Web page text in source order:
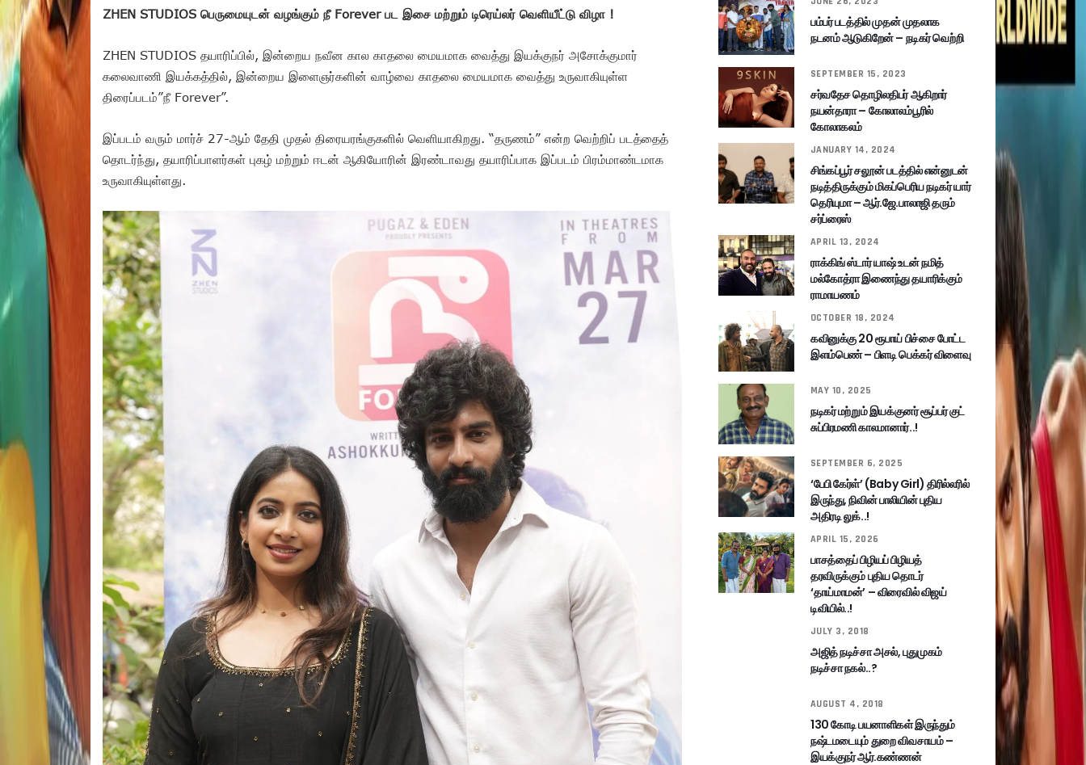
ZHEN STUDIOS பெருமையுடன் வழங்கும் நீ Forever பட இசை மற்றும் டிரெய்லர் வெளியீட்டு விழா !
ZHEN STUDIOS தயாரிப்பில், இன்றைய நவீன கால காதலை மையமாக வைத்து இயக்குநர் அசோக்குமார்
கலைவாணி இயக்கத்தில், இன்றைய இளைஞர்களின் வாழ்வை காதலை மையமாக வைத்து உருவாகியுள்ள
திரைப்படம்”நீ Forever”.
இப்படம் வரும் மார்ச் 27-ஆம் தேதி முதல் திரையரங்குகளில் வெளியாகிறது. “தருணம்” என்ற வெற்றிப் படத்தைத்
தொடர்ந்து, தயாரிப்பாளர்கள் புகழ் மற்றும் ஈடன் ஆகியோரின் இரண்டாவது தயாரிப்பாக இப்படம் பிரம்மாண்டமாக
உருவாகியுள்ளது.
பம்பர் படத்தில் முதன் முதலாக
நடனம் ஆடுகிறேன் – நடிகர் வெற்றி
SEPTEMBER 15, 2023
சர்வதேச தொழிலதிபர் ஆகிறார்
நயன்தாரா – கோலாலம்பூரில்
கோலாகலம்
JANUARY 14, 2024
சிங்கப்பூர் சலூன் படத்தில் என்னுடன்
நடித்திருக்கும் மிகப்பெரிய நடிகர் யார்
தெரியுமா – ஆர்.ஜே.பாலாஜி தரும்
சர்ப்ரைஸ்
APRIL 13, 2024
ராக்கிங் ஸ்டார் யாஷ் உடன் நமித்
மல்கோத்ரா இணைந்து தயாரிக்கும்
ராமாயணம்
OCTOBER 18, 2024
கவினுக்கு 20 ரூபாய் பிச்சை போட்ட
இளம்பெண் – பிளடி பெக்கர் விளைவு
MAY 10, 2025
நடிகர் மற்றும் இயக்குனர் சூப்பர் குட்
சுப்பிரமணி காலமானார்..!
SEPTEMBER 6, 2025
‘பேபி கேர்ள்’ (Baby Girl) திரில்லரில்
இருந்து, நிவின் பாலியின் புதிய
அதிரடி லுக்..!
APRIL 15, 2026
பாசத்தைப் பிழியப் பிழியத்
தரவிருக்கும் புதிய தொடர்
‘தாய்மாமன்’ – விரைவில் விஜய்
டிவியில்..!
JULY 3, 2018
அஜித் நடிச்சா அசல், புதுமுகம்
நடிச்சா நகல்..?
AUGUST 4, 2018
130 கோடி பயனாளிகள் இருந்தும்
நஷ்டமடையும் துறை விவசாயம் –
இயக்குநர் ஆர்.கண்ணன்